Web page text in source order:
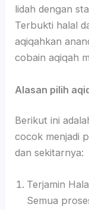
lidah dengan
Terbukti halal
aqiqahkan
cobain aqiqah
Alasan pilih
Berikut ini
cocok menjadi
dan sekitarnya:
Terjamin
Semua